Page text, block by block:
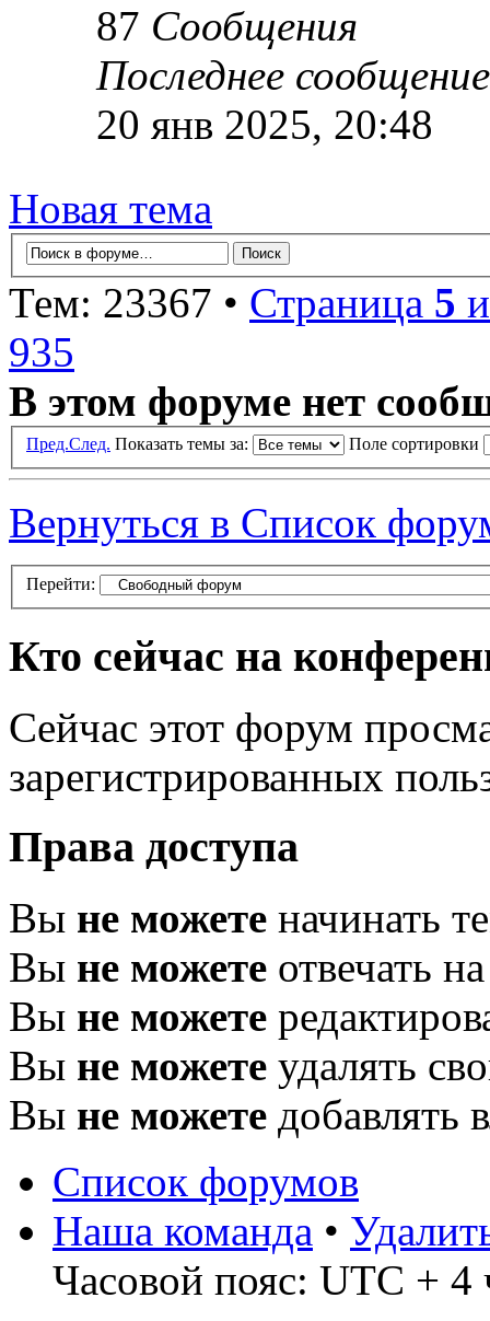
87 Сообщения
Последнее сообщение
20 янв 2025, 20:48
Новая тема
Тем: 23367 • Страница 5
935
В этом форуме нет
Пред.След. Показать темы за: Поле сортировки
Вернуться в Список
Перейти:
Кто сейчас на
Сейчас этот форум
зарегистрированных
Права доступа
Вы не можете начинать
Вы не можете отвечать
Вы не можете
Вы не можете удалять
Вы не можете добавлять
Список форумов
Наша команда •
Часовой пояс: UTC + 4